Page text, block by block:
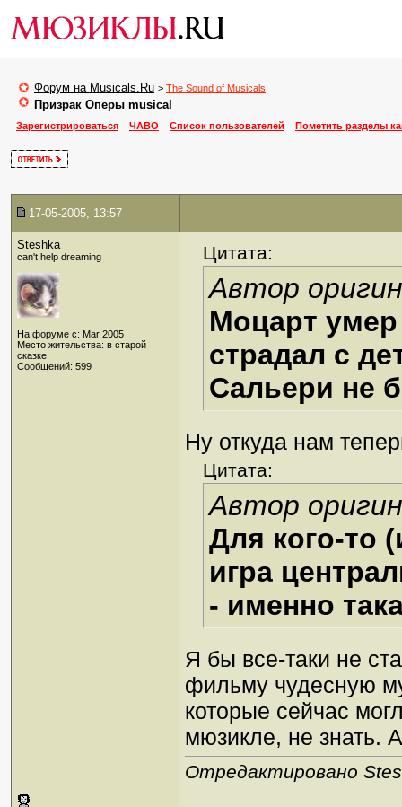
Форум на Musicals.Ru > The Sound of Musicals
Призрак Оперы musical
Зарегистрироваться ЧАВО Список пользователей Пометить разделы
17-05-2005, 13:57
Steshka
can't help dreaming
На форуме с: Mar 2005
Место жительства: в старой
сказке
Сообщений: 599
Цитата:
Автор
Моцарт
страдал с
Сальери не
Ну откуда нам
Цитата:
Автор
Для кого-то
игра
- именно
Я бы все-таки не
фильму чудесную
которые сейчас
мюзикле, не знать.
Отредактировано